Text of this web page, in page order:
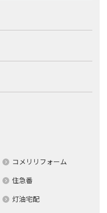
コメリリフォーム
住急番
灯油宅配